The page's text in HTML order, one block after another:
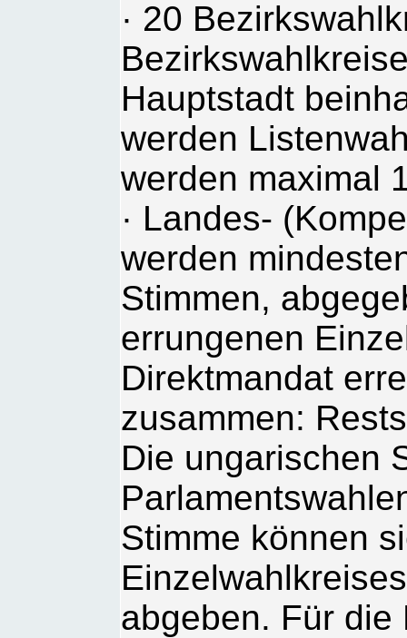
· 20
Hauptstadt
werden
werden maximal
· Landes-
werden
Stimmen,
errungenen
Direktmandat
zusammen:
Die ungarischen
Stimme können
abgeben. Für die